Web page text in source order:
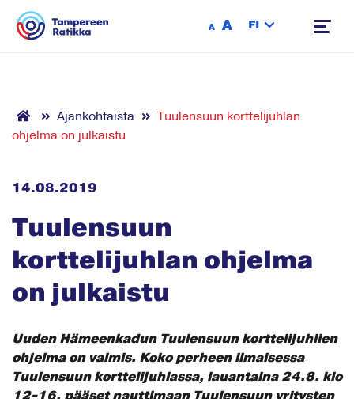
A A FI
Ajankohtaista
Tuulensuun korttelijuhlan
ohjelma on julkaistu
14.08.2019
Tuulensuun
korttelijuhlan ohjelma
on julkaistu
Uuden Hämeenkadun Tuulensuun korttelijuhlien
ohjelma on valmis. Koko perheen ilmaisessa
Tuulensuun korttelijuhlassa, lauantaina 24.8. klo